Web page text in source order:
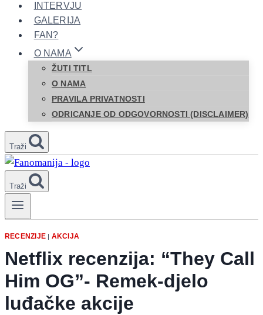
INTERVJU
GALERIJA
FAN?
O NAMA
ŽUTI TITL
O NAMA
PRAVILA PRIVATNOSTI
ODRICANJE OD ODGOVORNOSTI (DISCLAIMER)
Traži
Traži
RECENZIJE | AKCIJA
Netflix recenzija: “They Call
Him OG”- Remek-djelo
luđačke akcije